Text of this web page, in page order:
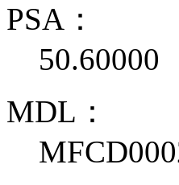
PSA：
50.60000
MDL：